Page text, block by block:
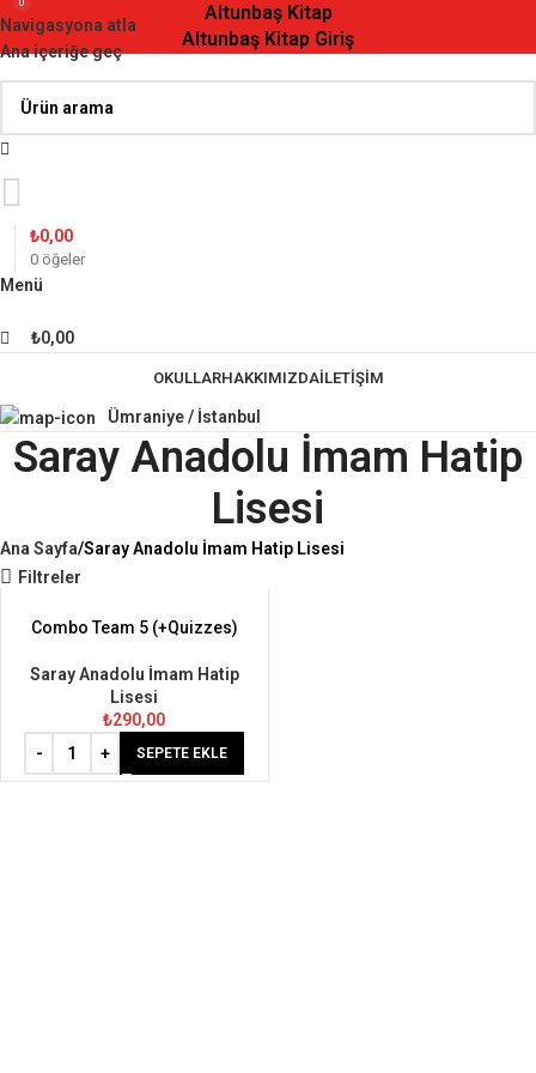
Navigasyona atla
Ana içeriğe geç
Altunbaş Kitap
Altunbaş Kitap Giriş
0 öğeler
₺0,00
Menü
0
₺0,00
OKULLARHAKKIMIZDAİLETIŞIM
Ümraniye / İstanbul
Saray Anadolu İmam Hatip
Lisesi
Ana Sayfa Saray Anadolu İmam Hatip Lisesi
Filtreler
Combo Team 5 (+Quizzes)
Saray Anadolu İmam Hatip
Lisesi
₺290,00
SEPETE EKLE